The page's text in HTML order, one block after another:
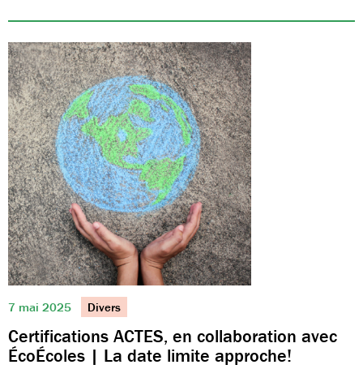
7 mai 2025 Divers
Certifications ACTES, en collaboration avec
ÉcoÉcoles | La date limite approche!